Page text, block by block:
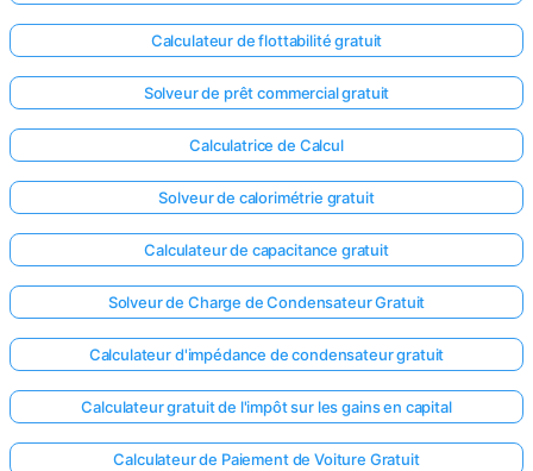
Calculateur de flottabilité gratuit
Solveur de prêt commercial gratuit
Calculatrice de Calcul
Solveur de calorimétrie gratuit
Calculateur de capacitance gratuit
Solveur de Charge de Condensateur Gratuit
Calculateur d'impédance de condensateur gratuit
Calculateur gratuit de l'impôt sur les gains en capital
Calculateur de Paiement de Voiture Gratuit